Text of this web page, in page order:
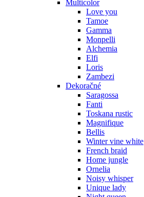
Multicolor
Love you
Tamoe
Gamma
Monpelli
Alchemia
Elfi
Loris
Zambezi
Dekoračné
Saragossa
Fanti
Toskana rustic
Magnifique
Bellis
Winter vine white
French braid
Home jungle
Ornelia
Noisy whisper
Unique lady